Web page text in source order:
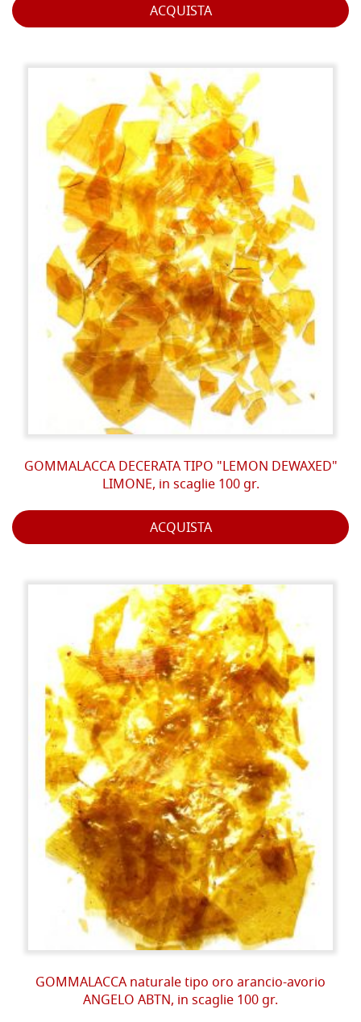
ACQUISTA
GOMMALACCA DECERATA TIPO "LEMON DEWAXED"
LIMONE, in scaglie 100 gr.
ACQUISTA
GOMMALACCA naturale tipo oro arancio-avorio
ANGELO ABTN, in scaglie 100 gr.